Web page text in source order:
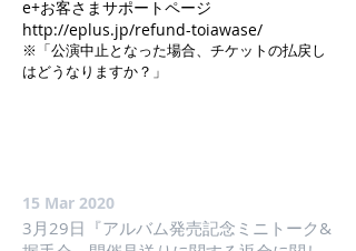
e+お客さまサポートページ
http://eplus.jp/refund-toiawase/
※「公演中止となった場合、チケットの払戻し
はどうなりますか？」
15 Mar 2020
3月29日『アルバム発売記念ミニトーク&